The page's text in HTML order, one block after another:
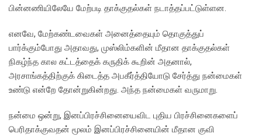
பின்னணியிலேயே மேற்படி தாக்குதல்கள் நடாத்தப்பட்டுள்ளன.
எனவே, மேற்கண்டவைகள் அனைத்தையும் தொகுத்துப்
பார்க்கும்போது அதாவது, முஸ்லிம்களின் மீதான தாக்குதல்கள்
நிகழ்ந்த கால கட்டத்தைக் கருதிக் கூறின் அதனால்,
அரசாங்கத்திற்குக் கிடைத்த அபகீர்த்தியோடு சேர்த்து நன்மைகள்
உண்டு என்றே தோன்றுகின்றது. அந்த நன்மைகள் வருமாறு.
நன்மை ஒன்று, இனப்பிரச்சினையைவிட புதிய பிரச்சினைகளைப்
பெரிதாக்குவதன் மூலம் இனப்பிரச்சினையின் மீதான குவி